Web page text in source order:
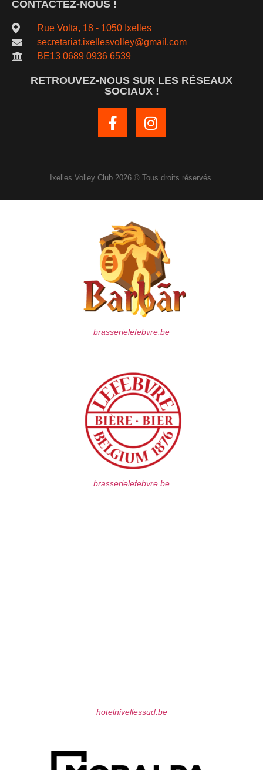
CONTACTEZ-NOUS !
Rue Volta, 18 - 1050 Ixelles
secretariat.ixellesvolley@gmail.com
BE13 0689 0936 6539
RETROUVEZ-NOUS SUR LES RÉSEAUX
SOCIAUX !
Ixelles Volley Club 2026 © Tous droits réservés.
brasserielefebvre.be
brasserielefebvre.be
hotelnivellessud.be